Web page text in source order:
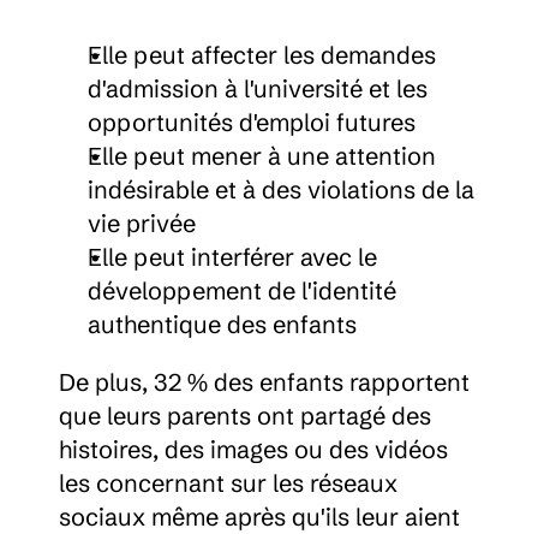
Elle peut affecter les demandes
d'admission à l'université et les
opportunités d'emploi futures
Elle peut mener à une attention
indésirable et à des violations de la
vie privée
Elle peut interférer avec le
développement de l'identité
authentique des enfants
De plus, 32 % des enfants rapportent
que leurs parents ont partagé des
histoires, des images ou des vidéos
les concernant sur les réseaux
sociaux même après qu'ils leur aient